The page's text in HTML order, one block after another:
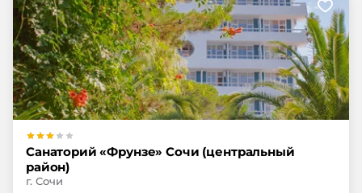
Санаторий «Фрунзе» Сочи (центральный
район)
г. Сочи